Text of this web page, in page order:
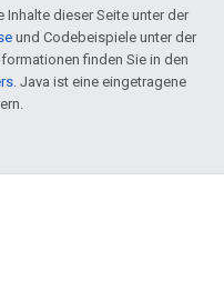
dieser Seite unter der
und Codebeispiele unter der
finden Sie in den
. Java ist eine eingetragene